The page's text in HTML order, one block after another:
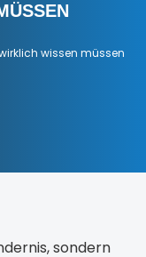
wissen müssen